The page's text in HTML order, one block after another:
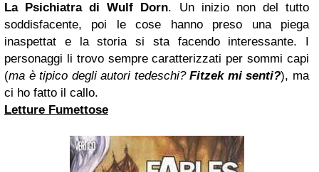
La Psichiatra di Wulf Dorn. Un inizio non del tutto
soddisfacente, poi le cose hanno preso una piega
inaspettat e la storia si sta facendo interessante. I
personaggi li trovo sempre caratterizzati per sommi capi
(ma è tipico degli autori tedeschi?Fitzek mi senti?), ma
ci ho fatto il callo.
Letture Fumettose